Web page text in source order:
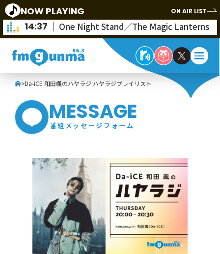
NOW PLAYING ON AIR LIST
14:37 One Night Stand／The Magic Lanterns
>Da-iCE 和田颯のハヤラジ ハヤラジプレイリスト
MESSAGE
番組メッセージフォーム